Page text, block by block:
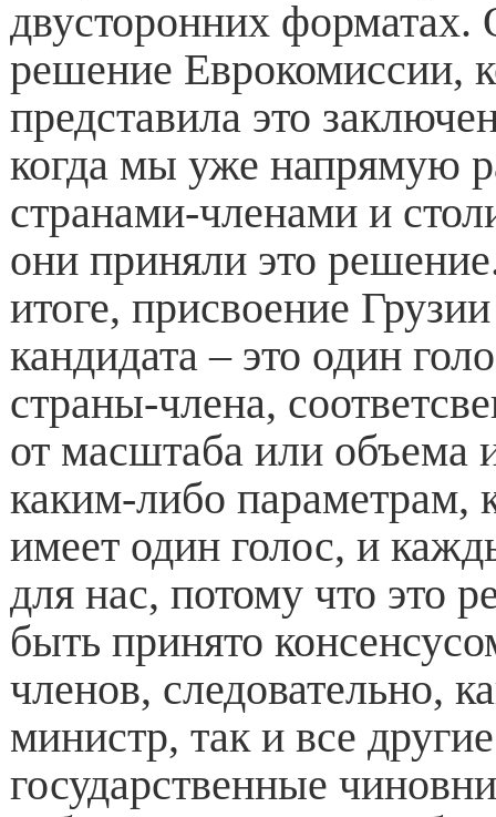
двусторонних форматах.
решение Еврокомиссии,
представила это
когда мы уже напрямую
странами-членами и
они приняли это
итоге, присвоение Грузии
кандидата – это один
страны-члена,
от масштаба или объема
каким-либо параметрам,
имеет один голос, и
для нас, потому что это
быть принято
членов, следовательно,
министр, так и все
государственные